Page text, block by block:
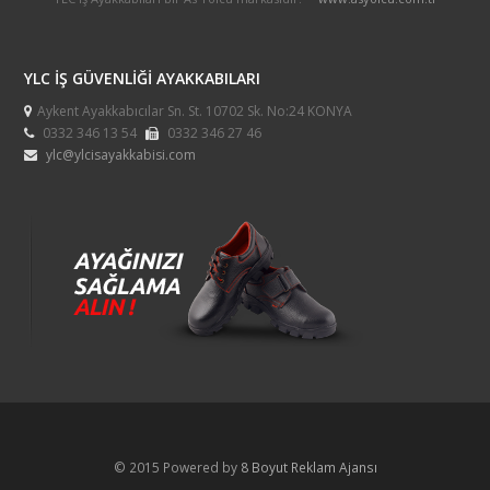
YLC İŞ GÜVENLİĞİ AYAKKABILARI
Aykent Ayakkabıcılar Sn. St. 10702 Sk. No:24 KONYA
0332 346 13 54
0332 346 27 46
ylc@ylcisayakkabisi.com
© 2015 Powered by 8 Boyut Reklam Ajansı